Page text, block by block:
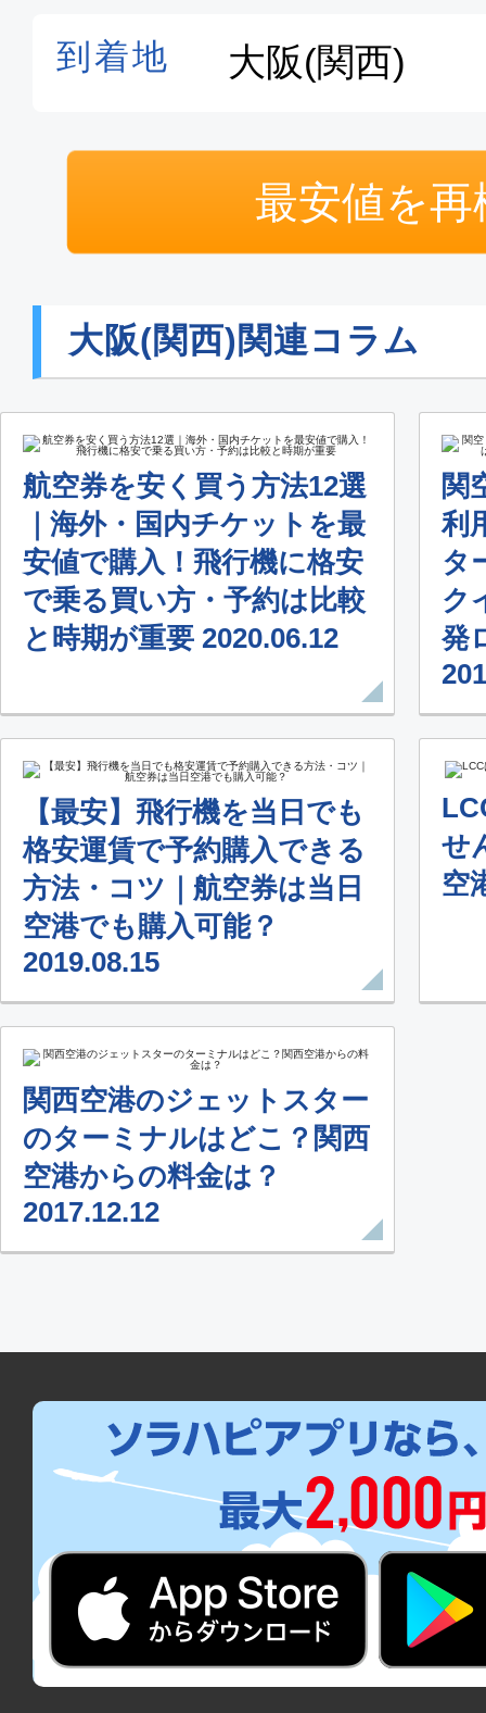
最安値を再
大阪(関西)関連コラム
航空券を安く買う方法12選
｜海外・国内チケットを最
安値で購入！飛行機に格安
で乗る買い方・予約は比較
と時期が重要 2020.06.12
関
利
タ
ク
発
【最安】飛行機を当日でも
格安運賃で予約購入できる
方法・コツ｜航空券は当日
空港でも購入可能？
2019.08.15
せ
空
関西空港のジェットスター
のターミナルはどこ？関西
空港からの料金は？
2017.12.12